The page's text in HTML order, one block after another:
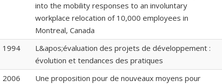
into the mobility responses to an involuntary
workplace relocation of 10,000 employees in
Montreal, Canada
1994
L&apos;évaluation des projets de développement :
évolution et tendances des pratiques
2006
Une proposition pour de nouveaux moyens pour